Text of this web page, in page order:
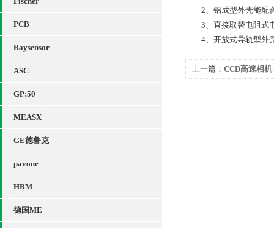
PCB
Baysensor
ASC
GP:50
MEASX
GE德鲁克
pavone
HBM
德国ME
2、铝成型外壳能配合
3、直接取替电阻式
4、开放式导轨型外壳
上一篇： CCD高速相